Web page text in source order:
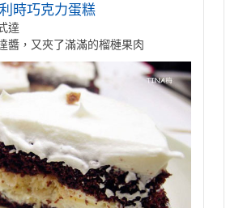
時巧克力蛋糕
達
醬，又夾了滿滿的榴槤果肉